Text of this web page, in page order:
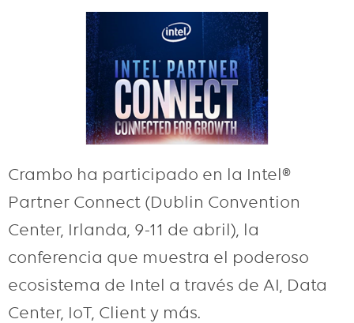
Crambo ha participado en la Intel®
Partner Connect (Dublin Convention
Center, Irlanda, 9-11 de abril), la
conferencia que muestra el poderoso
ecosistema de Intel a través de AI, Data
Center, IoT, Client y más.